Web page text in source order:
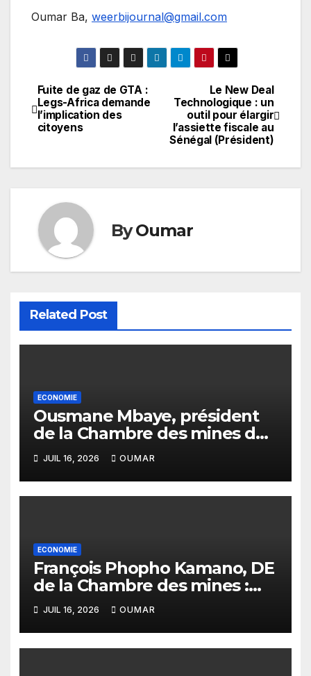
Oumar Ba, weerbijournal@gmail.com
Navigation
de
Le New Deal
Technologique : un
outil pour élargir
l’assiette fiscale au
Sénégal (Président)
Fuite de gaz de GTA :
Legs-Africa demande
l’implication des
citoyens
ByOumar
Related Post
ECONOMIE
Ousmane Mbaye, président
de la Chambre des mines du
Sénégal : « C’est l’Etat qui doit
assurer le financement des
infrastructures »
JUIL 16, 2026 OUMAR
ECONOMIE
François Phopho Kamano, DE
de la Chambre des mines :
« la Guinée est aujourd’hui la
meilleure des destinations »
JUIL 16, 2026 OUMAR